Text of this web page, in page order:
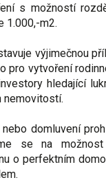
s možností
1.000,-m2.
výjimečnou
pro vytvoření
hledající
nemovitostí.
domluvení
se na
o perfektním